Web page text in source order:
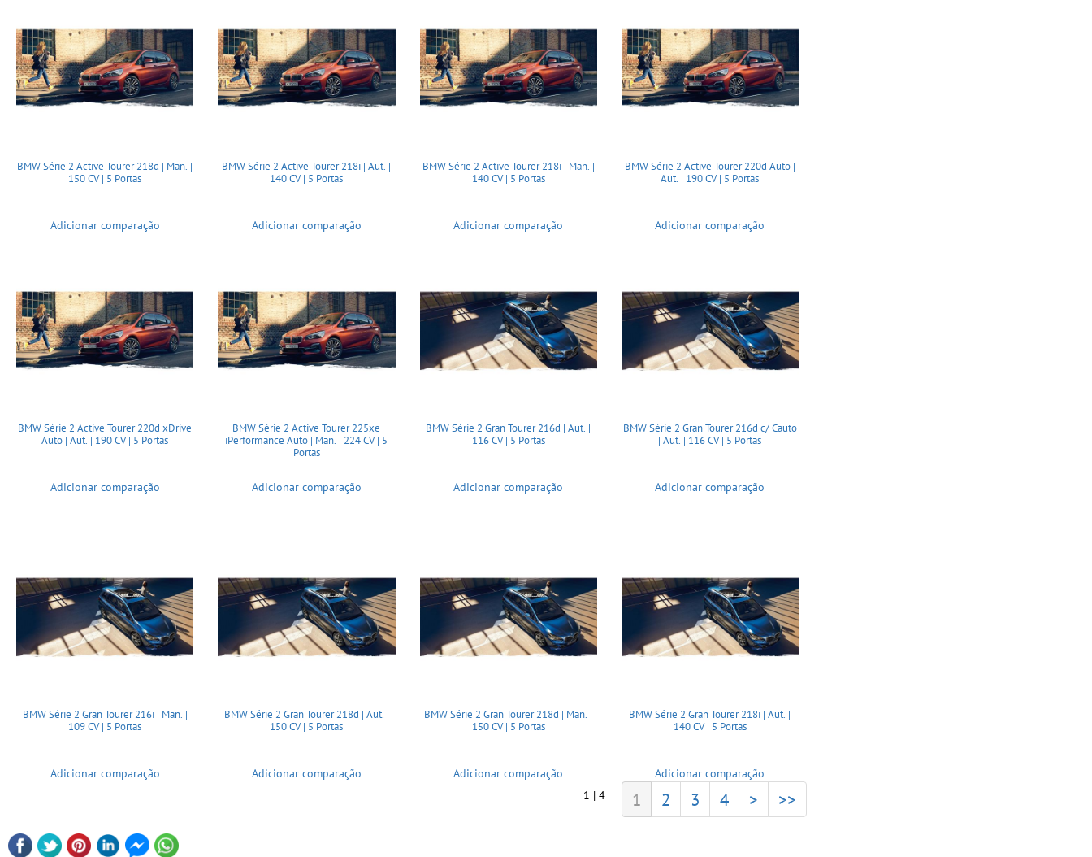
BMW Série 2 Active Tourer 218d | Man. |
150 CV | 5 Portas
Adicionar comparação
BMW Série 2 Active Tourer 218i | Aut. |
140 CV | 5 Portas
Adicionar comparação
BMW Série 2 Active Tourer 218i | Man. |
140 CV | 5 Portas
Adicionar comparação
BMW Série 2 Active Tourer 220d Auto |
Aut. | 190 CV | 5 Portas
Adicionar comparação
BMW Série 2 Active Tourer 220d xDrive
Auto | Aut. | 190 CV | 5 Portas
Adicionar comparação
BMW Série 2 Active Tourer 225xe
iPerformance Auto | Man. | 224 CV | 5
Portas
Adicionar comparação
BMW Série 2 Gran Tourer 216d | Aut. |
116 CV | 5 Portas
Adicionar comparação
BMW Série 2 Gran Tourer 216d c/ Cauto
| Aut. | 116 CV | 5 Portas
Adicionar comparação
BMW Série 2 Gran Tourer 216i | Man. |
109 CV | 5 Portas
Adicionar comparação
BMW Série 2 Gran Tourer 218d | Aut. |
150 CV | 5 Portas
Adicionar comparação
BMW Série 2 Gran Tourer 218d | Man. |
150 CV | 5 Portas
Adicionar comparação
BMW Série 2 Gran Tourer 218i | Aut. |
140 CV | 5 Portas
Adicionar comparação
1 | 4
1 2 3 4 > >>